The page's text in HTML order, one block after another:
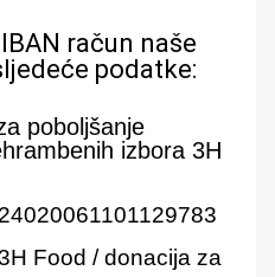
račun naše
podatke:
poboljšanje
izbora 3H
Food / donacija za